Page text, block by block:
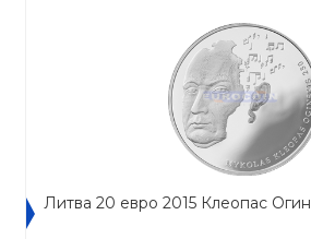
Литва 20 евро 2015 Клеопас